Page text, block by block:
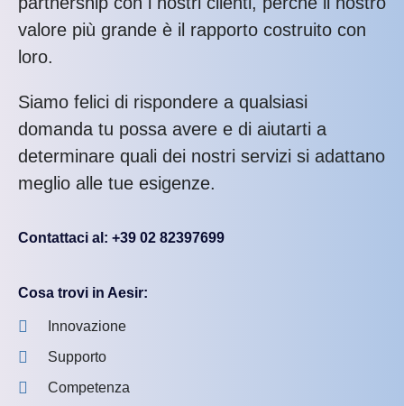
valore più grande è il rapporto costruito con
loro.
Siamo felici di rispondere a qualsiasi
domanda tu possa avere e di aiutarti a
determinare quali dei nostri servizi si adattano
meglio alle tue esigenze.
Contattaci al: +39 02 82397699
Cosa trovi in Aesir:
Innovazione
Supporto
Competenza